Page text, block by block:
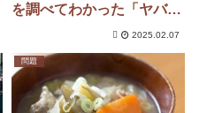
を調べてわかった「ヤバす
2025.02.07
問題